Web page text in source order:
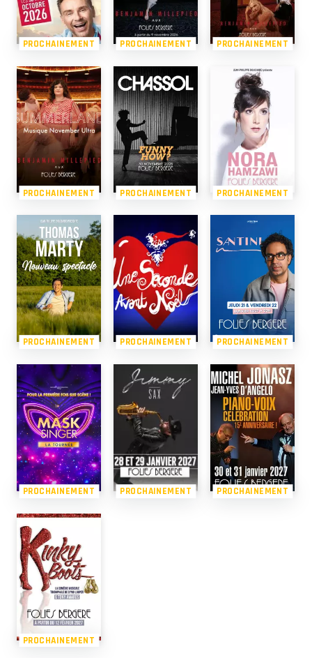
PROCHAINEMENT PROCHAINEMENT PROCHAINEMENT
PROCHAINEMENT PROCHAINEMENT PROCHAINEMENT
PROCHAINEMENT PROCHAINEMENT PROCHAINEMENT
PROCHAINEMENT PROCHAINEMENT PROCHAINEMENT
PROCHAINEMENT